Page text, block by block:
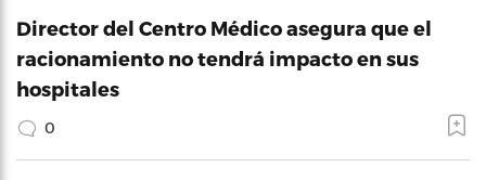
Director del Centro Médico asegura que el
racionamiento no tendrá impacto en sus
hospitales
0